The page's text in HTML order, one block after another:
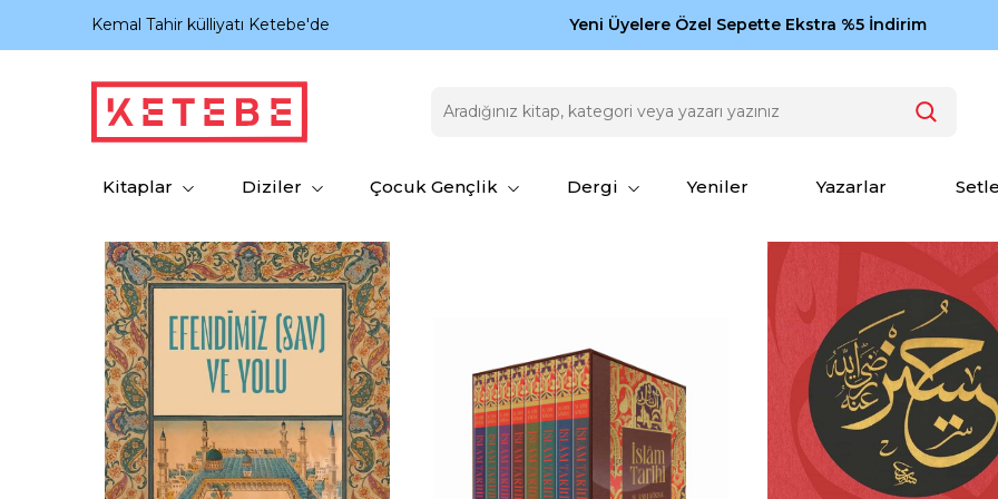
Kemal Tahir külliyatı Ketebe'de Zamansız eserler Ketebe'de: Cengiz Aytmatov
Yeni Üyelere Özel Sepette Ekstra %5 İndirim
Kitaplar Diziler Çocuk Gençlik Dergi Yeniler Yazarlar